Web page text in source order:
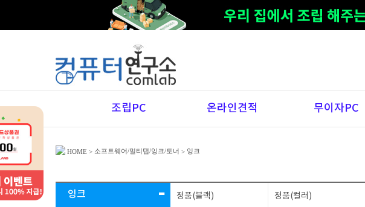
조립PC 온라인견적 무이자PC
HOME > 소프트웨어/멀티탭/잉크/토너 > 잉크
잉크 - 정품(블랙) 정품(컬러)